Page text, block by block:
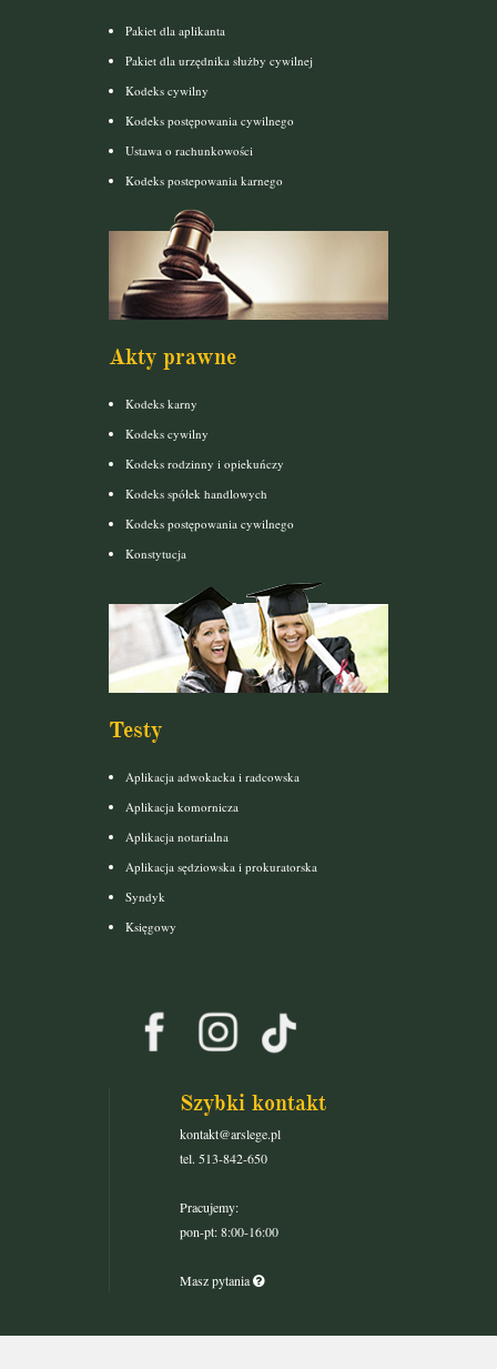
Pakiet dla aplikanta
Pakiet dla urzędnika służby cywilnej
Kodeks cywilny
Kodeks postępowania cywilnego
Ustawa o rachunkowości
Kodeks postepowania karnego
Akty prawne
Kodeks karny
Kodeks cywilny
Kodeks rodzinny i opiekuńczy
Kodeks spółek handlowych
Kodeks postępowania cywilnego
Konstytucja
Testy
Aplikacja adwokacka i radcowska
Aplikacja komornicza
Aplikacja notarialna
Aplikacja sędziowska i prokuratorska
Syndyk
Księgowy
Szybki kontakt
kontakt@arslege.pl
tel. 513-842-650
Pracujemy:
pon-pt: 8:00-16:00
Masz pytania